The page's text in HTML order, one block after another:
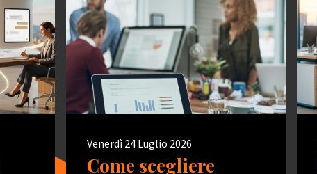
Venerdì 24 Luglio 2026
Come scegliere